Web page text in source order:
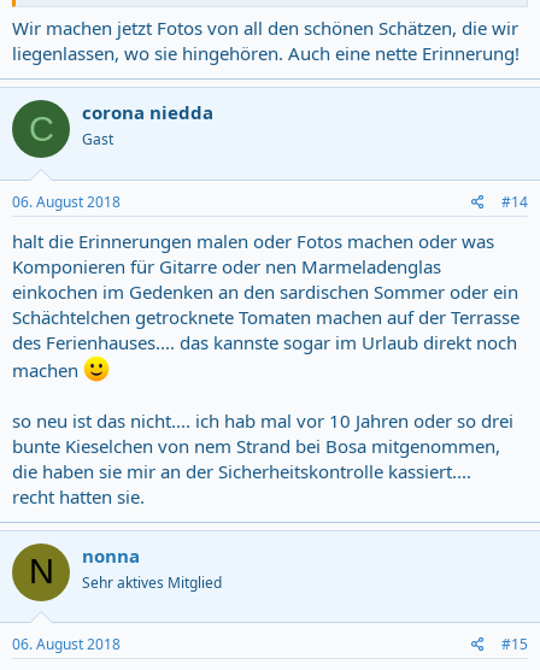
Wir machen jetzt Fotos von all den schönen Schätzen, die wir
liegenlassen, wo sie hingehören. Auch eine nette Erinnerung!
C corona niedda
Gast
06. August 2018 #14
halt die Erinnerungen malen oder Fotos machen oder was
Komponieren für Gitarre oder nen Marmeladenglas
einkochen im Gedenken an den sardischen Sommer oder ein
Schächtelchen getrocknete Tomaten machen auf der Terrasse
des Ferienhauses.... das kannste sogar im Urlaub direkt noch
machen
so neu ist das nicht.... ich hab mal vor 10 Jahren oder so drei
bunte Kieselchen von nem Strand bei Bosa mitgenommen,
die haben sie mir an der Sicherheitskontrolle kassiert....
recht hatten sie.
N nonna
Sehr aktives Mitglied
06. August 2018 #15